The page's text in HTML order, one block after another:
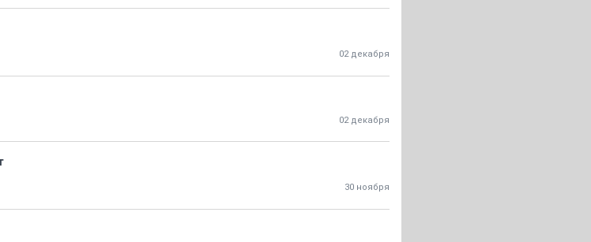
02 декабря
02 декабря
30 ноября